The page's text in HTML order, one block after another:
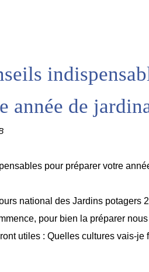
année de
national des Jardins potagers
pour bien la préparer
utiles : Quelles cultures vais-je